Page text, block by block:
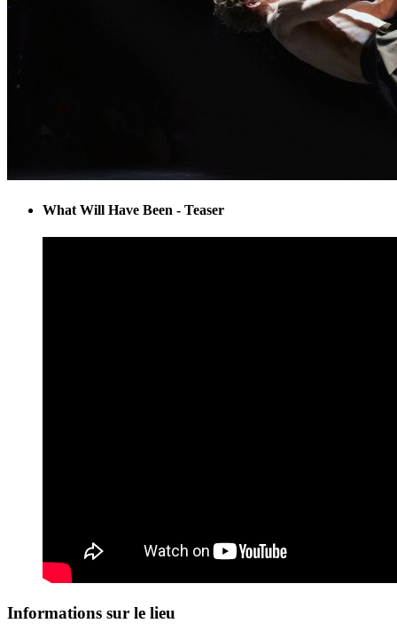
What Will Have Been - Teaser
Informations sur le lieu